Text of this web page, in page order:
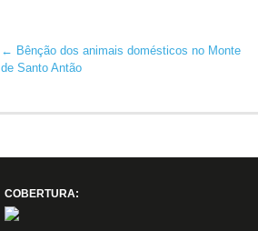
← Bênção dos animais domésticos no Monte
de Santo Antão
COBERTURA: